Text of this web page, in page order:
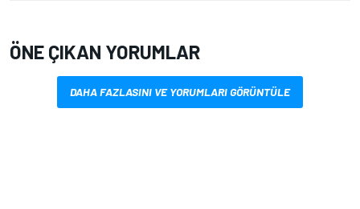
ÖNE ÇIKAN YORUMLAR
DAHA FAZLASINI VE YORUMLARI GÖRÜNTÜLE